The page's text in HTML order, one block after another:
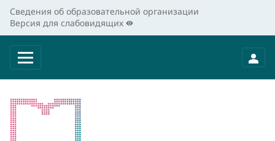
Сведения об образовательной организации
Версия для слабовидящих